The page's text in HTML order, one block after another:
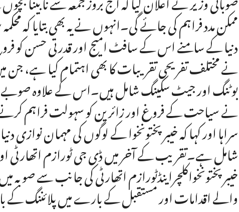
ممکن مدد فراہم کی جائے گی۔انہوں نے یہ بھی بتایا کہ
دنیا کے سامنے اس کے سافٹ امیج اور قدرتی حسن کو
نے مختلف تفریحی تقریبات کا بھی اہتمام کیا ہے، جن
بوٹنگ اور جیٹ سکینگ شامل ہیں۔اس کے علاوہ
نے سیاحت کے فروغ اور زائرین کو سہولت فراہم
سراہا اور کہا کہ خیبر پختونخوا کے لوگوں کی مہمان نوازی
شامل ہے۔تقریب کے آخر میں ڈی جی ٹورازم اتھارٹی
خیبرپختونخواکلچراینڈٹورازم اتھارٹی کی جانب سے
والے اقدامات اور مستقبل کے بارے میں پلائننگ